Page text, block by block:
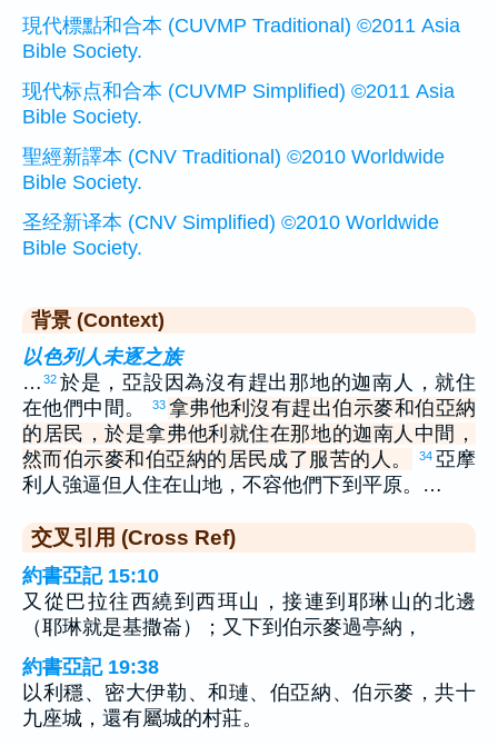
現代標點和合本 (CUVMP Traditional) ©2011 Asia
Bible Society.
现代标点和合本 (CUVMP Simplified) ©2011 Asia
Bible Society.
聖經新譯本 (CNV Traditional) ©2010 Worldwide
Bible Society.
圣经新译本 (CNV Simplified) ©2010 Worldwide
Bible Society.
背景 (Context)
以色列人未逐之族
… 32 於是，亞設因為沒有趕出那地的迦南人，就住
在他們中間。
33 拿弗他利沒有趕出伯示麥和伯亞納
的居民，於是拿弗他利就住在那地的迦南人中間，
然而伯示麥和伯亞納的居民成了服苦的人。
34 亞摩
利人強逼但人住在山地，不容他們下到平原。…
交叉引用 (Cross Ref)
約書亞記 15:10
又從巴拉往西繞到西珥山，接連到耶琳山的北邊
（耶琳就是基撒崙）；又下到伯示麥過亭納，
約書亞記 19:38
以利穩、密大伊勒、和璉、伯亞納、伯示麥，共十
九座城，還有屬城的村莊。